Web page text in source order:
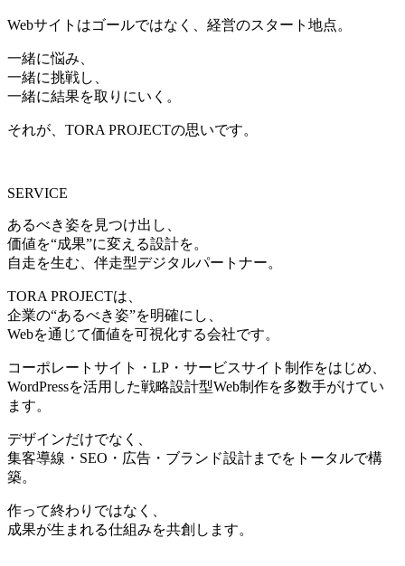
Webサイトはゴールではなく、経営のスタート地点。
一緒に悩み、
一緒に挑戦し、
一緒に結果を取りにいく。
それが、TORA PROJECTの思いです。
SERVICE
あるべき姿を見つけ出し、
価値を“成果”に変える設計を。
自走を生む、伴走型デジタルパートナー。
TORA PROJECTは、
企業の“あるべき姿”を明確にし、
Webを通じて価値を可視化する会社です。
コーポレートサイト・LP・サービスサイト制作をはじめ、
WordPressを活用した戦略設計型Web制作を多数手がけてい
ます。
デザインだけでなく、
集客導線・SEO・広告・ブランド設計までをトータルで構
築。
作って終わりではなく、
成果が生まれる仕組みを共創します。